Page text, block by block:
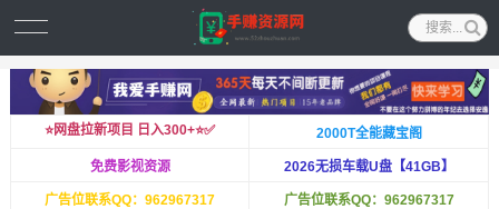
⭐️网盘拉新项目 日入300+⭐️✅ 2000T全能藏宝阁
免费影视资源 2026无损车载U盘【41GB】
广告位联系QQ：962967317 广告位联系QQ：962967317